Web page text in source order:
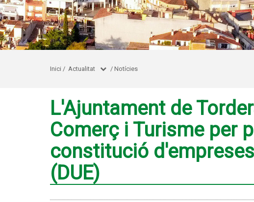
Inici / Actualitat / Notícies
L'Ajuntament de
Comerç i Turisme per
constitució
(DUE)